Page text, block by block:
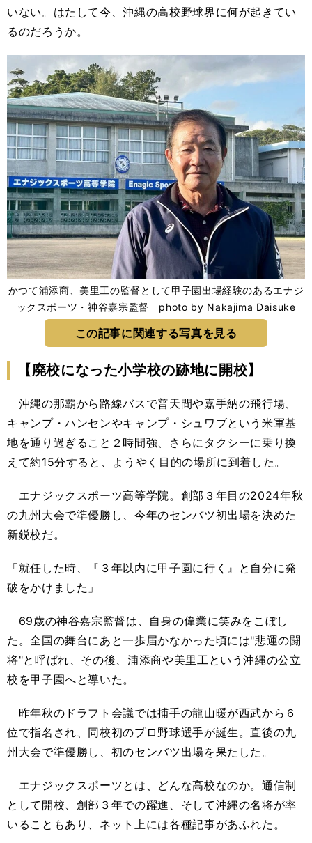
いない。はたして今、沖縄の高校野球界に何が起きてい
るのだろうか。
かつて浦添商、美里工の監督として甲子園出場経験のあるエナジ
ックスポーツ・神谷嘉宗監督 photo by Nakajima Daisuke
この記事に関連する写真を見る
【廃校になった小学校の跡地に開校】
沖縄の那覇から路線バスで普天間や嘉手納の飛行場、
キャンプ・ハンセンやキャンプ・シュワブという米軍基
地を通り過ぎること２時間強、さらにタクシーに乗り換
えて約15分すると、ようやく目的の場所に到着した。
エナジックスポーツ高等学院。創部３年目の2024年秋
の九州大会で準優勝し、今年のセンバツ初出場を決めた
新鋭校だ。
「就任した時、『３年以内に甲子園に行く』と自分に発
破をかけました」
69歳の神谷嘉宗監督は、自身の偉業に笑みをこぼし
た。全国の舞台にあと一歩届かなかった頃には"悲運の闘
将"と呼ばれ、その後、浦添商や美里工という沖縄の公立
校を甲子園へと導いた。
昨年秋のドラフト会議では捕手の龍山暖が西武から６
位で指名され、同校初のプロ野球選手が誕生。直後の九
州大会で準優勝し、初のセンバツ出場を果たした。
エナジックスポーツとは、どんな高校なのか。通信制
として開校、創部３年での躍進、そして沖縄の名将が率
いることもあり、ネット上には各種記事があふれた。